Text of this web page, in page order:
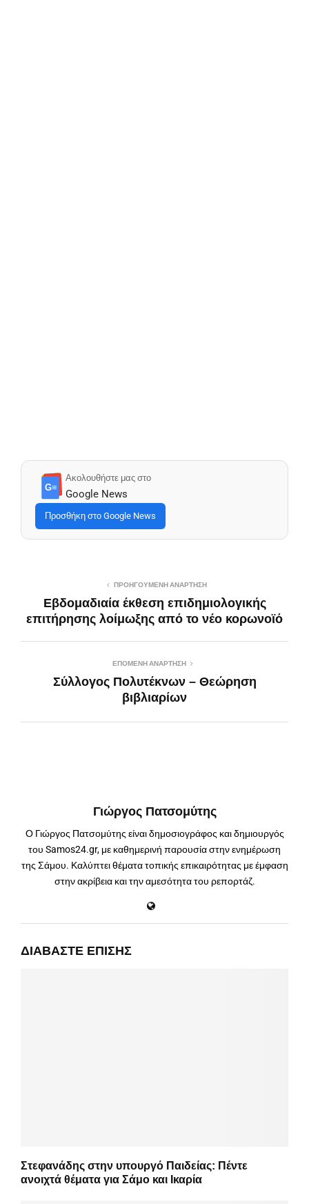
G≡
Ακολουθήστε μας στο
Google News
Προσθήκη στο Google News
ΠΡΟΗΓΟΎΜΕΝΗ ΑΝΆΡΤΗΣΗ
Εβδομαδιαία έκθεση επιδημιολογικής
επιτήρησης λοίμωξης από το νέο κορωνοϊό
ΕΠΌΜΕΝΗ ΑΝΆΡΤΗΣΗ
Σύλλογος Πολυτέκνων – Θεώρηση
βιβλιαρίων
Γιώργος Πατσομύτης
Ο Γιώργος Πατσομύτης είναι δημοσιογράφος και δημιουργός
του Samos24.gr, με καθημερινή παρουσία στην ενημέρωση
της Σάμου. Καλύπτει θέματα τοπικής επικαιρότητας με έμφαση
στην ακρίβεια και την αμεσότητα του ρεπορτάζ.
ΔΙΑΒΆΣΤΕ ΕΠΊΣΗΣ
Στεφανάδης στην υπουργό Παιδείας: Πέντε
ανοιχτά θέματα για Σάμο και Ικαρία